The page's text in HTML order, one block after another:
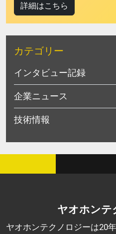
詳細はこちら
カテゴリー
インタビュー記録
企業ニュース
技術情報
ヤオホンテ
ヤオホンテクノロジーは20